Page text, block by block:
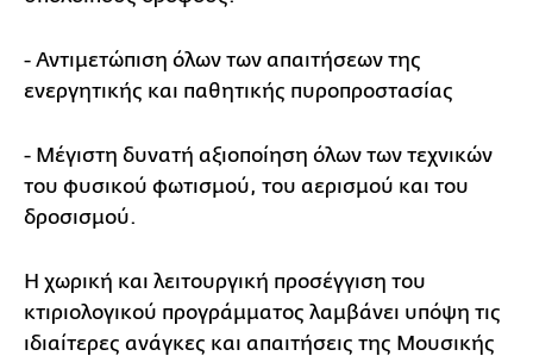
- Αντιμετώπιση όλων των απαιτήσεων της
ενεργητικής και παθητικής πυροπροστασίας
- Μέγιστη δυνατή αξιοποίηση όλων των τεχνικών
του φυσικού φωτισμού, του αερισμού και του
δροσισμού.
Η χωρική και λειτουργική προσέγγιση του
κτιριολογικού προγράμματος λαμβάνει υπόψη τις
ιδιαίτερες ανάγκες και απαιτήσεις της Μουσικής